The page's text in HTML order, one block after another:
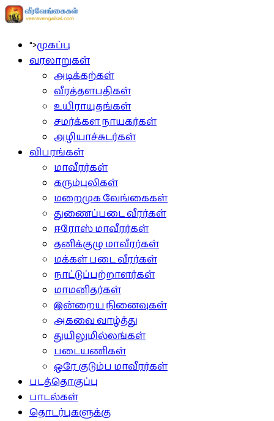
">முகப்பு
வரலாறுகள்
அடிக்கற்கள்
வீரத்தளபதிகள்
உயிராயுதங்கள்
சமர்க்கள நாயகர்கள்
அழியாச்சுடர்கள்
விபரங்கள்
மாவீரர்கள்
கரும்புலிகள்
மறைமுக வேங்கைகள்
துணைப்படை வீரர்கள்
ஈரோஸ் மாவீரர்கள்
தனிக்குழு மாவீரர்கள்
மக்கள் படை வீரர்கள்
நாட்டுப்பற்றாளர்கள்
மாமனிதர்கள்
இன்றைய நினைவுகள்
அகவை வாழ்த்து
துயிலுமில்லங்கள்
படையணிகள்
ஒரே குடும்ப மாவீரர்கள்
படத்தொகுப்பு
பாடல்கள்
தொடர்புகளுக்கு